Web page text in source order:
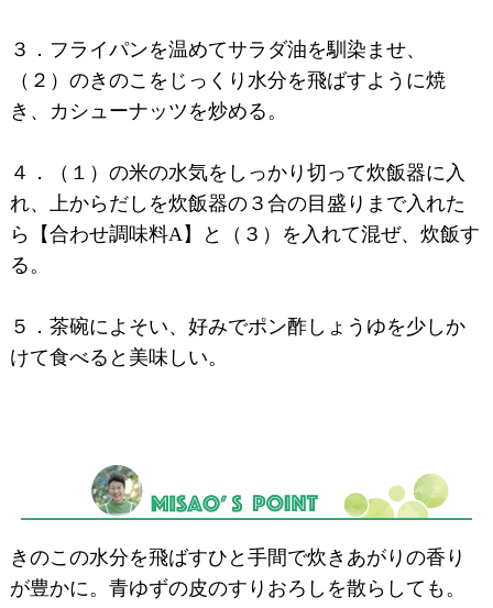
３．フライパンを温めてサラダ油を馴染ませ、
（２）のきのこをじっくり水分を飛ばすように焼
き、カシューナッツを炒める。
４．（１）の米の水気をしっかり切って炊飯器に入
れ、上からだしを炊飯器の３合の目盛りまで入れた
ら【合わせ調味料A】と（３）を入れて混ぜ、炊飯す
る。
５．茶碗によそい、好みでポン酢しょうゆを少しか
けて食べると美味しい。
きのこの水分を飛ばすひと手間で炊きあがりの香り
が豊かに。青ゆずの皮のすりおろしを散らしても。